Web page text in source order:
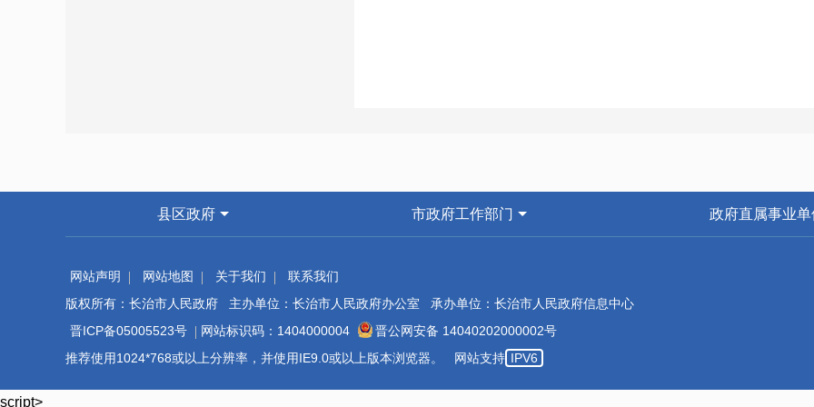
县区政府 市政府工作部门 政府直属事业单
网站声明 网站地图 关于我们
联系我们
版权所有：长治市人民政府 主办单位：长治市人民政府办公室 承办单位：长治市人民政府信息中心
晋ICP备05005523号
网站标识码：1404000004
晋公网安备 14040202000002号
推荐使用1024*768或以上分辨率，并使用IE9.0或以上版本浏览器。 网站支持 IPV6
script>